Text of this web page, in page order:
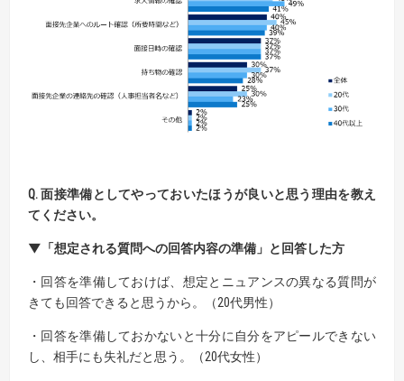
Q. 面接準備としてやっておいたほうが良いと思う理由を教え
てください。
▼「想定される質問への回答内容の準備」と回答した方
・回答を準備しておけば、想定とニュアンスの異なる質問が
きても回答できると思うから。（20代男性）
・回答を準備しておかないと十分に自分をアピールできない
し、相手にも失礼だと思う。（20代女性）